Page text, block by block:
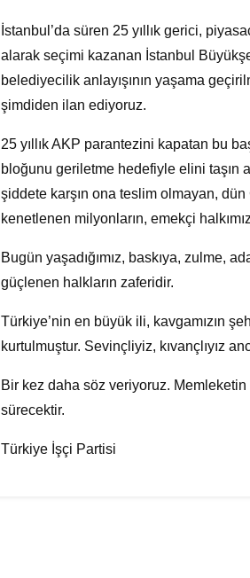
İstanbul’da süren 25 yıllık gerici,
alarak seçimi kazanan İstanbul
belediyecilik anlayışının yaşama
şimdiden ilan ediyoruz.
25 yıllık AKP parantezini kapatan bu
bloğunu geriletme hedefiyle elini taşın
şiddete karşın ona teslim olmayan, dün
kenetlenen milyonların, emekçi
Bugün yaşadığımız, baskıya, zulme,
güçlenen halkların zaferidir.
Türkiye’nin en büyük ili, kavgamızın
kurtulmuştur. Sevinçliyiz, kıvançlıyız
Bir kez daha söz veriyoruz. Memleketin
sürecektir.
Türkiye İşçi Partisi